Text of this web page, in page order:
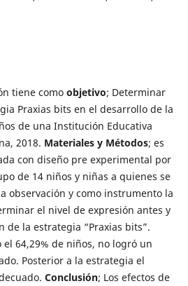
tiene como objetivo; Determinar
Praxias bits en el desarrollo de la
de una Institución Educativa
2018. Materiales y Métodos; es
con diseño pre experimental por
de 14 niños y niñas a quienes se
observación y como instrumento la
el nivel de expresión antes y
de la estrategia “Praxias bits”.
64,29% de niños, no logró un
Posterior a la estrategia el
Conclusión; Los efectos de